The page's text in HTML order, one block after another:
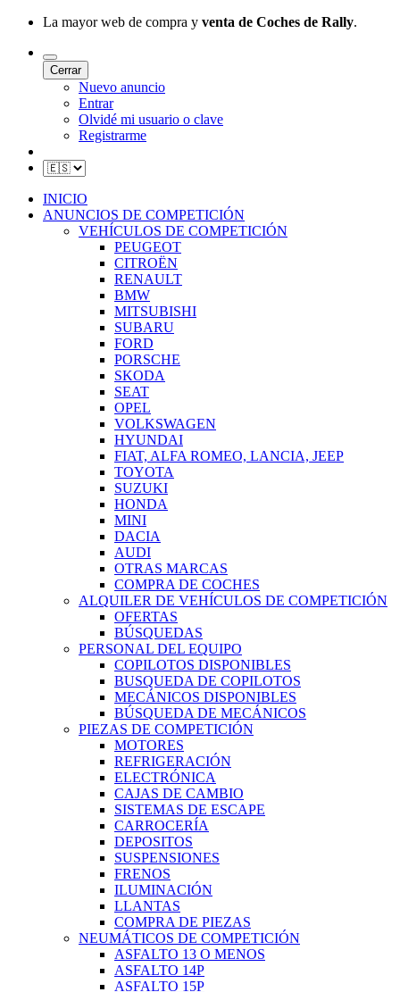
La mayor web de compra y venta de Coches de Rally.
Cerrar
Nuevo anuncio
Entrar
Olvidé mi usuario o clave
Registrarme
INICIO
ANUNCIOS DE COMPETICIÓN
VEHÍCULOS DE COMPETICIÓN
PEUGEOT
CITROËN
RENAULT
BMW
MITSUBISHI
SUBARU
FORD
PORSCHE
SKODA
SEAT
OPEL
VOLKSWAGEN
HYUNDAI
FIAT, ALFA ROMEO, LANCIA, JEEP
TOYOTA
SUZUKI
HONDA
MINI
DACIA
AUDI
OTRAS MARCAS
COMPRA DE COCHES
ALQUILER DE VEHÍCULOS DE COMPETICIÓN
OFERTAS
BÚSQUEDAS
PERSONAL DEL EQUIPO
COPILOTOS DISPONIBLES
BUSQUEDA DE COPILOTOS
MECÁNICOS DISPONIBLES
BÚSQUEDA DE MECÁNICOS
PIEZAS DE COMPETICIÓN
MOTORES
REFRIGERACIÓN
ELECTRÓNICA
CAJAS DE CAMBIO
SISTEMAS DE ESCAPE
CARROCERÍA
DEPOSITOS
SUSPENSIONES
FRENOS
ILUMINACIÓN
LLANTAS
COMPRA DE PIEZAS
NEUMÁTICOS DE COMPETICIÓN
ASFALTO 13 O MENOS
ASFALTO 14P
ASFALTO 15P